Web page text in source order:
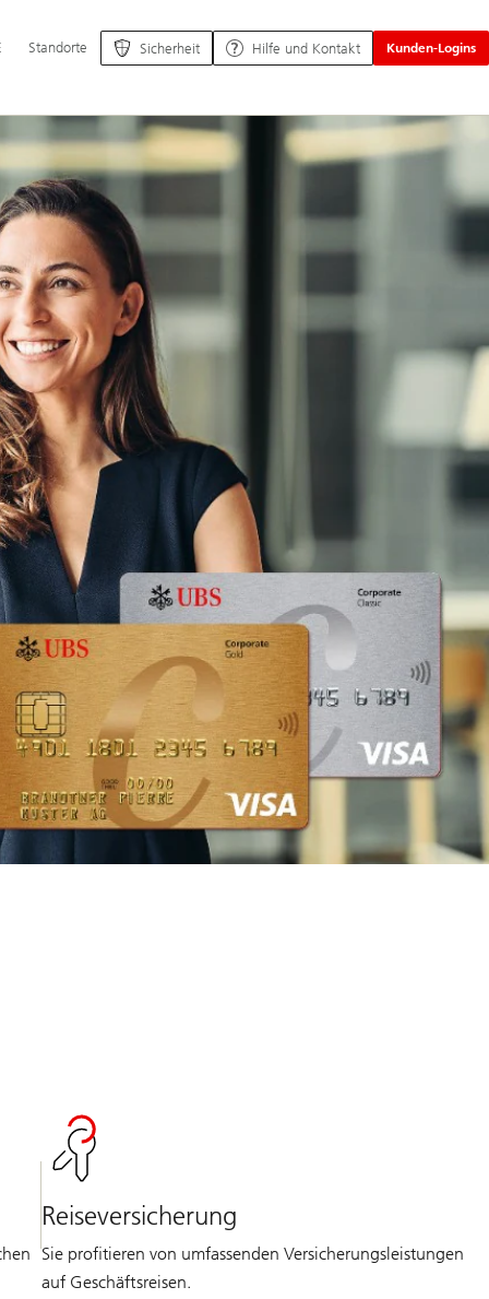
Standorte Sicherheit Hilfe und Kontakt Kunden-Logins
Reiseversicherung
Sie profitieren von umfassenden Versicherungsleistungen
auf Geschäftsreisen.